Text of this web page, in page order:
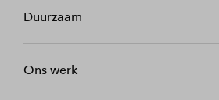
Duurzaam
Ons werk